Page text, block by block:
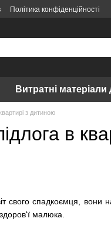
Політика конфіденційності
Витратні
з дитиною
в
свого спадкоємця,
малюка.